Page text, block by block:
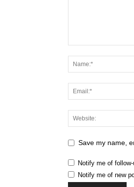
Save my name,
Notify me of
Notify me of new